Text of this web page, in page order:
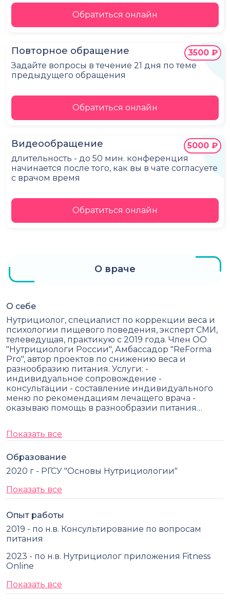
Обратиться онлайн
Повторное обращение
Задайте вопросы в течение 21 дня по теме
предыдущего обращения
3500 ₽
Обратиться онлайн
Видеообращение
длительность - до 50 мин. конференция
начинается после того, как вы в чате согласуете
с врачом время
5000 ₽
Обратиться онлайн
О враче
О себе
Нутрициолог, специалист по коррекции веса и
психологии пищевого поведения, эксперт СМИ,
телеведущая, практикую с 2019 года. Член ОО
"Нутрициологи России", Амбассадор "ReForma
Pro", автор проектов по снижению веса и
разнообразию питания. Услуги: -
индивидуальное сопровождение -
консультации - составление индивидуального
меню по рекомендациям лечащего врача -
оказываю помощь в разнообразии питания…
Показать все
Образование
2020 г - РГСУ "Основы Нутрициологии"
Показать все
Опыт работы
2019 - по н.в. Консультирование по вопросам
питания
2023 - по н.в. Нутрициолог приложения Fitness
Online
Показать все